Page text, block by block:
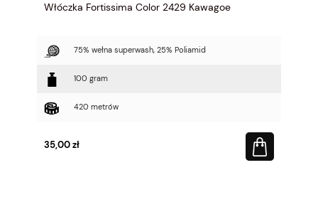
Włóczka Fortissima Color 2429 Kawagoe
75% wełna superwash, 25% Poliamid
100 gram
420 metrów
35,00 zł